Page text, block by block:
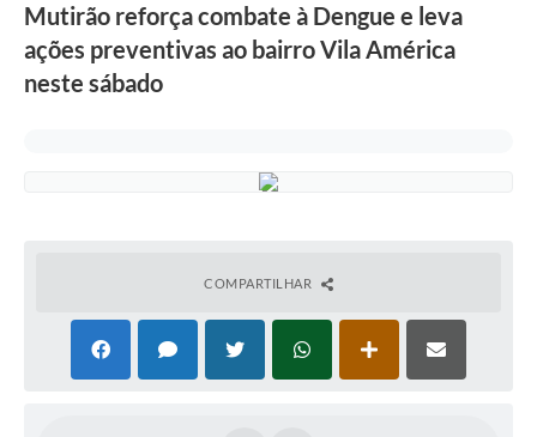
Diário Oficial
Prestação de Contas
Contas Públicas
Mutirão reforça combate à Dengue e leva
ações preventivas ao bairro Vila América
neste sábado
COMPARTILHAR